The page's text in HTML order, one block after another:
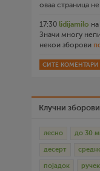
оваа страница
17:30 lidijamilo на
Значи многу
некои зборови
СИТЕ КОМЕНТАРИ
Клучни зборови
лесно до 30
десерт
појадок ручек